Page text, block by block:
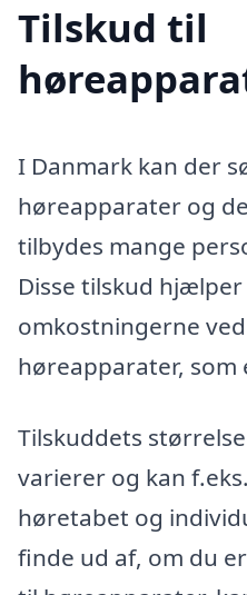
Tilskud til
I Danmark kan der
høreapparater og
tilbydes mange
Disse tilskud
omkostningerne
høreapparater,
Tilskuddets
varierer og kan
høretabet og
finde ud af, om du